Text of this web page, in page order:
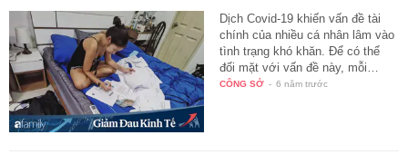
Dịch Covid-19 khiến vấn đề tài
chính của nhiều cá nhân lâm vào
tình trạng khó khăn. Để có thể
đối mặt với vấn đề này, mỗi…
CÔNG SỞ - 6 năm trước